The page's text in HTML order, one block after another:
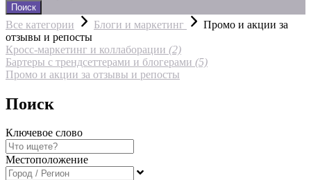
Поиск
Все категории Блоги и маркетинг
Промо и акции за
отзывы и репосты
Кросс-маркетинг и коллаборации (2)
Бартеры с трендсеттерами и блогерами (5)
Промо и акции за отзывы и репосты
Поиск
Ключевое слово
Местоположение